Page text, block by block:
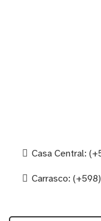
Casa Central:
Carrasco: